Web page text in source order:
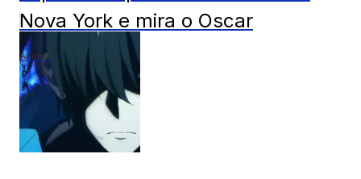
Nova York e mira o Oscar
Animes